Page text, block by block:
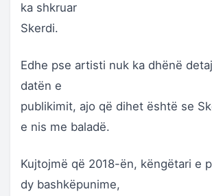
ka shkruar
Skerdi.
Edhe pse artisti nuk ka dhënë
datën e
publikimit, ajo që dihet është se
e nis me baladë.
Kujtojmë që 2018-ën, këngëtari e
dy bashkëpunime,